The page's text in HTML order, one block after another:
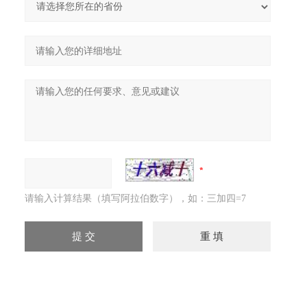
请输入计算结果（填写阿拉伯数字），如：三加四=7